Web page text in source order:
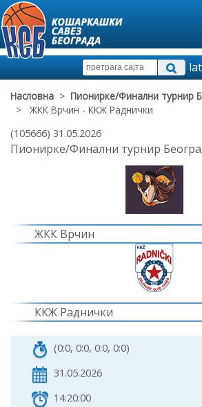
lat
Насловна > Пионирке/Финални турнир
> ЖКК Врчин - ККЖ Раднички
(105666) 31.05.2026
Пионирке/Финални турнир
ЖКК Врчин
ККЖ Раднички
(0:0, 0:0, 0:0, 0:0)
31.05.2026
14:20:00